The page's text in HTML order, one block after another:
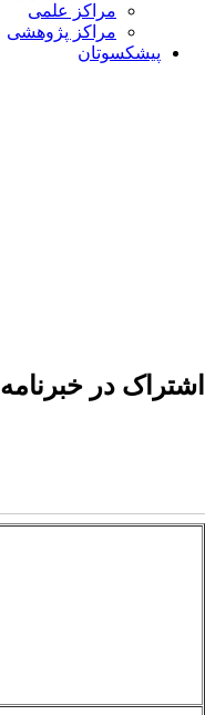
مراکز علمی
مراکز پژوهشی
پیشکسوتان
اشتراک در خبرنامه